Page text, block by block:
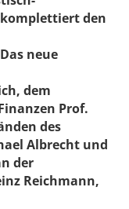
den
neue
dem
Prof.
des
Albrecht und
der
Reichmann,